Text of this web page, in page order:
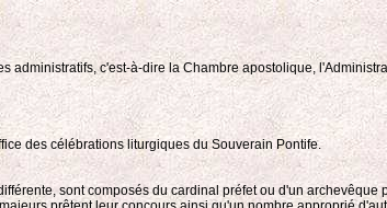
c'est-à-dire la Chambre apostolique,
des célébrations liturgiques du Souverain Pontife.
sont composés du cardinal préfet ou d'un